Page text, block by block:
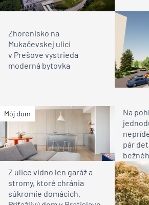
Zhorenisko na
Mukačevskej ulici
v Prešove vystrieda
moderná bytovka
Môj dom
Na
pár
Z ulice vidno len garáž a
stromy, ktoré chránia
súkromie domácich.